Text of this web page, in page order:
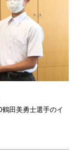
田美勇士選手のイ